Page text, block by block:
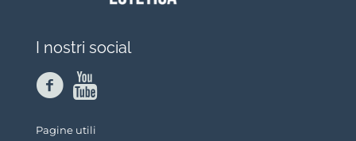
I nostri social
Pagine utili